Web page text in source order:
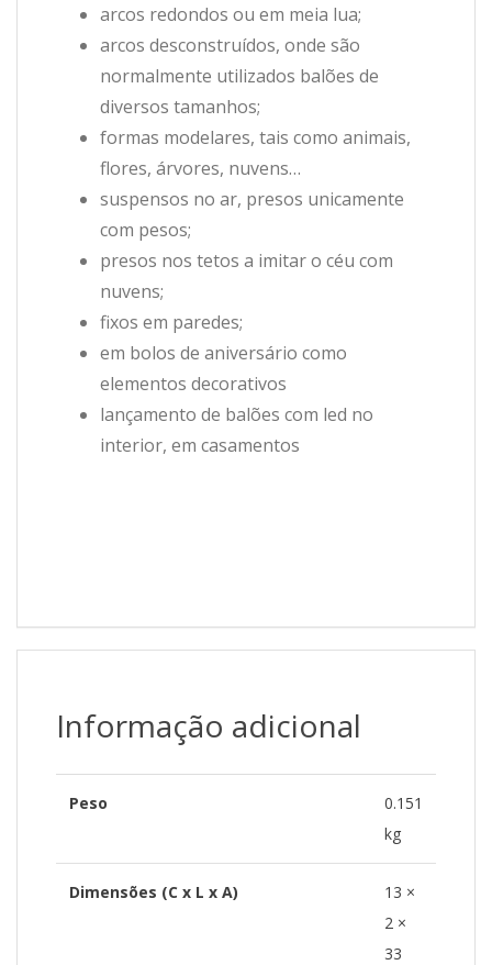
arcos redondos ou em meia lua;
arcos desconstruídos, onde são
normalmente utilizados balões de
diversos tamanhos;
formas modelares, tais como animais,
flores, árvores, nuvens…
suspensos no ar, presos unicamente
com pesos;
presos nos tetos a imitar o céu com
nuvens;
fixos em paredes;
em bolos de aniversário como
elementos decorativos
lançamento de balões com led no
interior, em casamentos
Informação adicional
Peso
0.151
kg
Dimensões (C x L x A)
13 ×
2 ×
33